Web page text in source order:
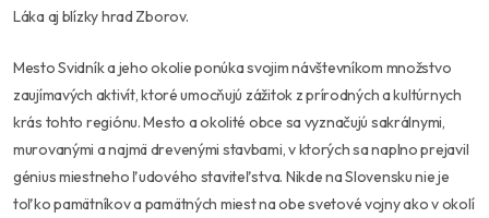
Láka aj blízky hrad Zborov.
Mesto Svidník a jeho okolie ponúka svojim návštevníkom množstvo
zaujímavých aktivít, ktoré umocňujú zážitok z prírodných a kultúrnych
krás tohto regiónu. Mesto a okolité obce sa vyznačujú sakrálnymi,
murovanými a najmä drevenými stavbami, v ktorých sa naplno prejavil
génius miestneho ľudového staviteľstva. Nikde na Slovensku nie je
toľko pamätníkov a pamätných miest na obe svetové vojny ako v okolí